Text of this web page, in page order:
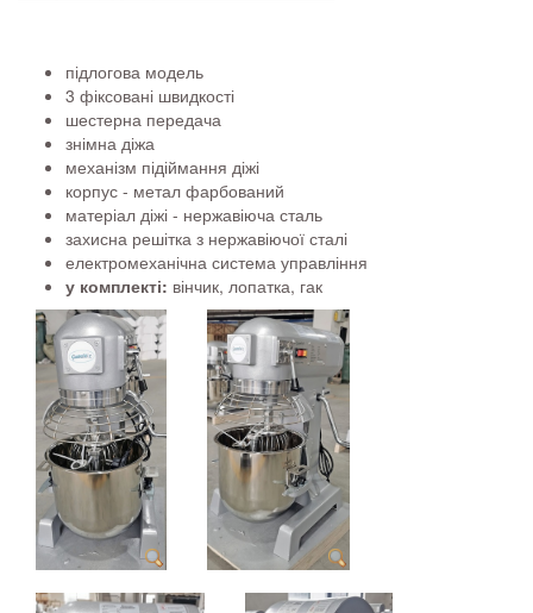
підлогова модель
3 фіксовані швидкості
шестерна передача
знімна діжа
механізм підіймання діжі
корпус - метал фарбований
матеріал діжі - нержавіюча сталь
захисна решітка з нержавіючої сталі
електромеханічна система управління
у комплекті: вінчик, лопатка, гак